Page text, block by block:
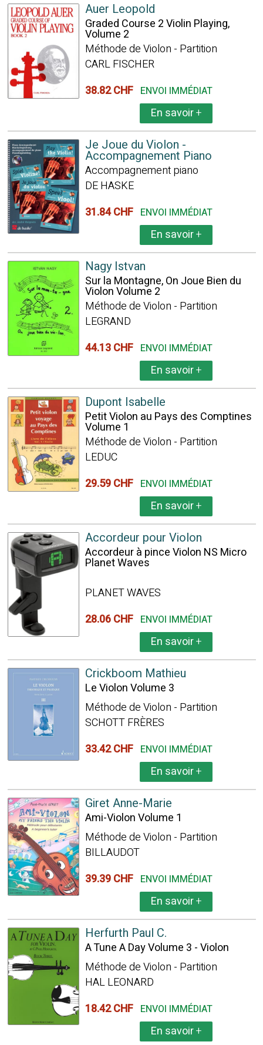
Auer Leopold
Graded Course 2 Violin Playing,
Volume 2
Méthode de Violon - Partition
CARL FISCHER
38.82 CHF ENVOI IMMÉDIAT
En savoir+
Je Joue du Violon -
Accompagnement Piano
Accompagnement piano
DE HASKE
31.84 CHF ENVOI IMMÉDIAT
En savoir+
Nagy Istvan
Sur la Montagne, On Joue Bien du
Violon Volume 2
Méthode de Violon - Partition
LEGRAND
44.13 CHF ENVOI IMMÉDIAT
En savoir+
Dupont Isabelle
Petit Violon au Pays des Comptines
Volume 1
Méthode de Violon - Partition
LEDUC
29.59 CHF ENVOI IMMÉDIAT
En savoir+
Accordeur pour Violon
Accordeur à pince Violon NS Micro
Planet Waves
PLANET WAVES
28.06 CHF ENVOI IMMÉDIAT
En savoir+
Crickboom Mathieu
Le Violon Volume 3
Méthode de Violon - Partition
SCHOTT FRÈRES
33.42 CHF ENVOI IMMÉDIAT
En savoir+
Giret Anne-Marie
Ami-Violon Volume 1
Méthode de Violon - Partition
BILLAUDOT
39.39 CHF ENVOI IMMÉDIAT
En savoir+
Herfurth Paul C.
A Tune A Day Volume 3 - Violon
Méthode de Violon - Partition
HAL LEONARD
18.42 CHF ENVOI IMMÉDIAT
En savoir+